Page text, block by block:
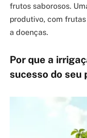
frutos saborosos.
produtivo, com
a doenças.
Por que a
sucesso do seu